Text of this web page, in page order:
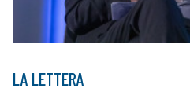
LA LETTERA